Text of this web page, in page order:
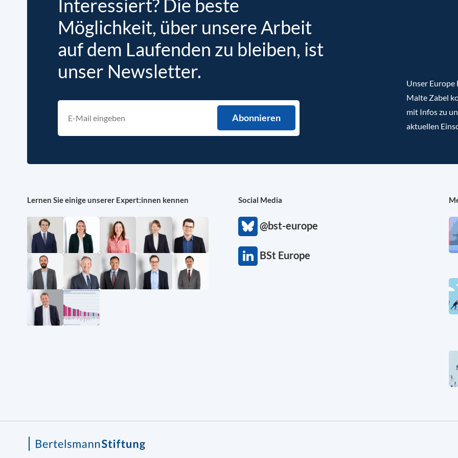
Interessiert? Die beste
Möglichkeit, über unsere Arbeit
auf dem Laufenden zu bleiben, ist
unser Newsletter.
Unser
Malte Zabel
mit Infos zu
aktuellen
Lernen Sie einige unserer Expert:innen kennen Social Media
@bst-europe
BSt Europe